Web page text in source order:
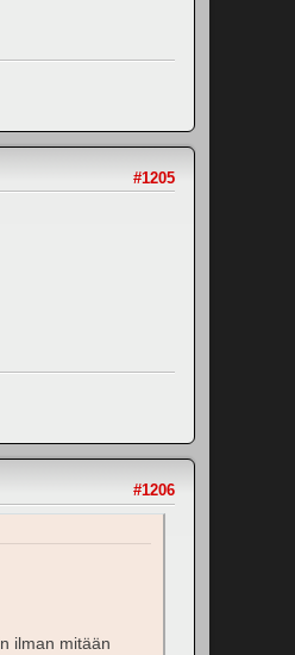
#1205
#1206
ilman mitään